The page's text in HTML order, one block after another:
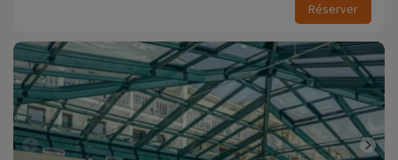
Réserver